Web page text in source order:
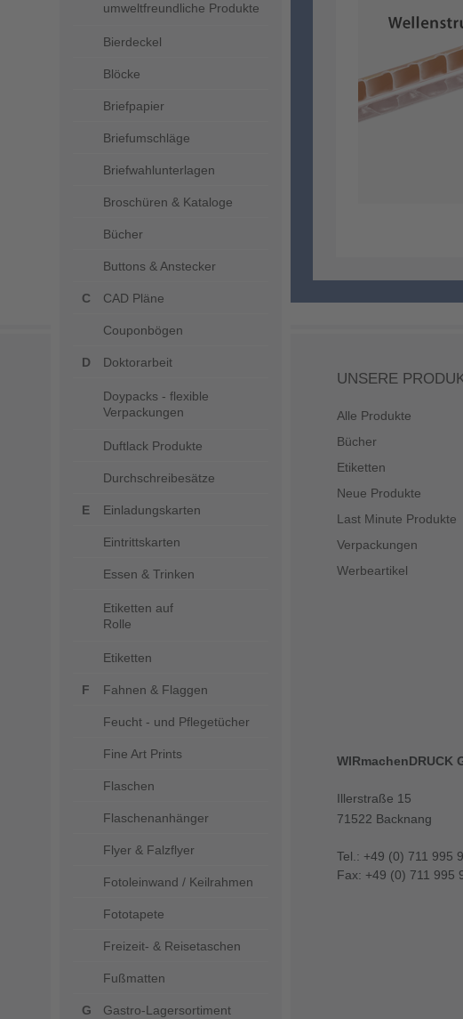
umweltfreundliche Produkte
Bierdeckel
Blöcke
Briefpapier
Briefumschläge
Briefwahlunterlagen
Broschüren & Kataloge
Bücher
Buttons & Anstecker
CAD Pläne
Couponbögen
Doktorarbeit
Doypacks - flexible
Verpackungen
Duftlack Produkte
Durchschreibesätze
Einladungskarten
Eintrittskarten
Essen & Trinken
Etiketten auf
Rolle
Etiketten
Fahnen & Flaggen
Feucht - und Pflegetücher
Fine Art Prints
Flaschen
Flaschenanhänger
Flyer & Falzflyer
Fotoleinwand / Keilrahmen
Fototapete
Freizeit- & Reisetaschen
Fußmatten
Gastro-Lagersortiment
UNSERE
Alle Produkte
Bücher
Etiketten
Neue Produkte
Last Minute Produkte
Verpackungen
Werbeartikel
WIRmachenDRUCK
Illerstraße 15
71522 Backnang
Tel.: +49 (0) 711 995
Fax: +49 (0) 711 995